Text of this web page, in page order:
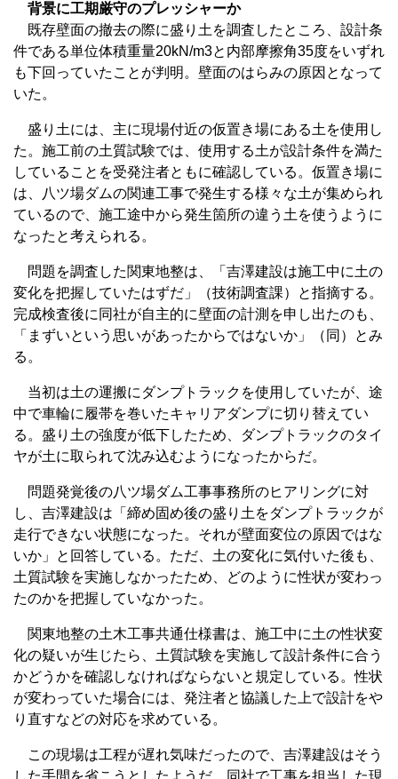
背景に工期厳守のプレッシャーか
既存壁面の撤去の際に盛り土を調査したところ、設計条
件である単位体積重量20kN/m3と内部摩擦角35度をいずれ
も下回っていたことが判明。壁面のはらみの原因となって
いた。
盛り土には、主に現場付近の仮置き場にある土を使用し
た。施工前の土質試験では、使用する土が設計条件を満た
していることを受発注者ともに確認している。仮置き場に
は、八ツ場ダムの関連工事で発生する様々な土が集められ
ているので、施工途中から発生箇所の違う土を使うように
なったと考えられる。
問題を調査した関東地整は、「吉澤建設は施工中に土の
変化を把握していたはずだ」（技術調査課）と指摘する。
完成検査後に同社が自主的に壁面の計測を申し出たのも、
「まずいという思いがあったからではないか」（同）とみ
る。
当初は土の運搬にダンプトラックを使用していたが、途
中で車輪に履帯を巻いたキャリアダンプに切り替えてい
る。盛り土の強度が低下したため、ダンプトラックのタイ
ヤが土に取られて沈み込むようになったからだ。
問題発覚後の八ツ場ダム工事事務所のヒアリングに対
し、吉澤建設は「締め固め後の盛り土をダンプトラックが
走行できない状態になった。それが壁面変位の原因ではな
いか」と回答している。ただ、土の変化に気付いた後も、
土質試験を実施しなかったため、どのように性状が変わっ
たのかを把握していなかった。
関東地整の土木工事共通仕様書は、施工中に土の性状変
化の疑いが生じたら、土質試験を実施して設計条件に合う
かどうかを確認しなければならないと規定している。性状
が変わっていた場合には、発注者と協議した上で設計をや
り直すなどの対応を求めている。
この現場は工程が遅れ気味だったので、吉澤建設はそう